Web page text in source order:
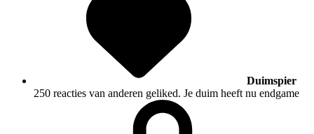
Duimspier
250 reacties van anderen geliked. Je duim heeft nu endgame